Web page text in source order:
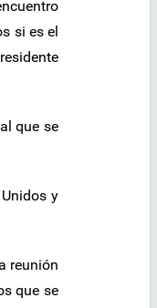
si es el
que se
y
reunión
que se